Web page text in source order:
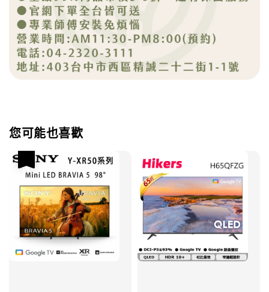
您可能也喜歡